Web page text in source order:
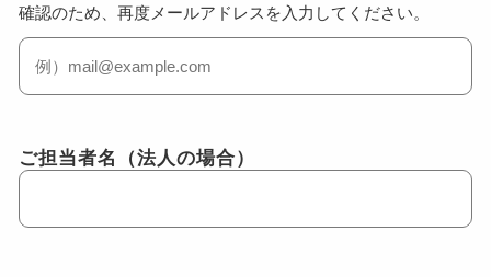
確認のため、再度メールアドレスを入力してください。
ご担当者名（法人の場合）